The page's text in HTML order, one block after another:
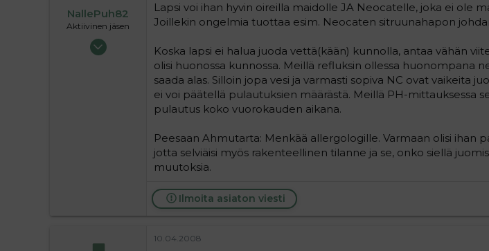
NallePuh82
Aktiivinen jäsen
06.10.2006
Lapsi voi ihan hyvin oireilla maidolle JA Neocatelle, joka ei ole
Joillekin ongelmia tuottaa esim. Neocaten sitruunahapon
Koska lapsi ei halua juoda vettä(kään) kunnolla, antaa vähän
olisi huonossa kunnossa. Meillä refluksin ollessa huonompana
saada alas. Silloin jopa vesi ja varmasti sopiva NC ovat vaikeita
ei voi päätellä pulautuksien määrästä. Meillä PH-mittauksessa
pulautus koko vuorokauden aikana.
Peesaan Ahmutarta: Menkää allergologille. Varmaan olisi ihan
jotta selviäisi myös rakenteellinen tilanne ja se, onko siellä
muutoksia.
Ilmoita asiaton viesti
10.04.2008